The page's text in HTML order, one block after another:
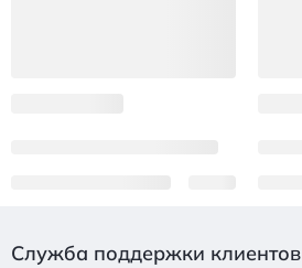
Служба поддержки клиентов